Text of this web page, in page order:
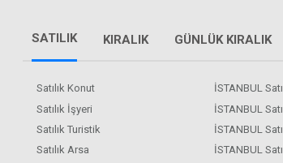
SATILIK KIRALIK GÜNLÜK KIRALIK
Satılık Konut
Satılık İşyeri
Satılık Turistik
Satılık Arsa
İSTANBUL
İSTANBUL
İSTANBUL
İSTANBUL